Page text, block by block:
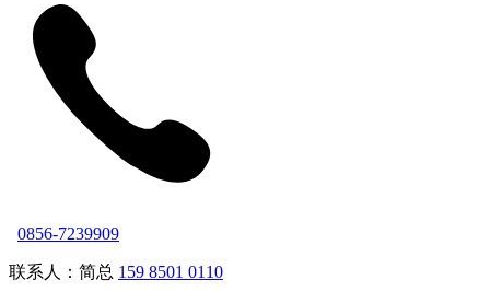
0856-7239909
联系人：简总 159 8501 0110